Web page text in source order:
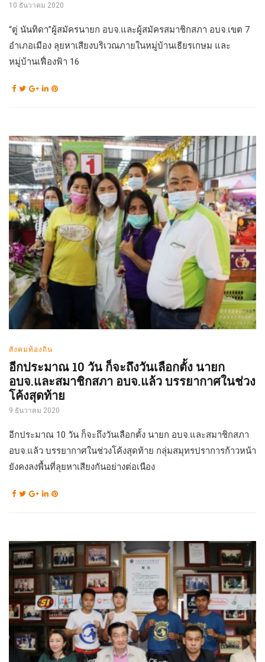
10 ธันวาคม 2020
“ตู่ นันทิดา”ผู้สมัครนายก อบจ.และผู้สมัครสมาชิกสภา อบจ.เขต 7
อำเภอเมือง ลุยหาเสียงบริเวณภายในหมู่บ้านเธียรเกษม และ
หมู่บ้านเฟื่องฟ้า 16
สังคมท้องถิ่น
อีกประมาณ 10 วัน ก็จะถึงวันเลือกตั้ง นายก
อบจ.และสมาชิกสภา อบจ.แล้ว บรรยากาศในช่วง
โค้งสุดท้าย
9 ธันวาคม 2020
อีกประมาณ 10 วัน ก็จะถึงวันเลือกตั้ง นายก อบจ.และสมาชิกสภา
อบจ.แล้ว บรรยากาศในช่วงโค้งสุดท้าย กลุ่มสมุทรปราการก้าวหน้า
ยังคงลงพื้นที่ลุยหาเสียงกันอย่างต่อเนือง